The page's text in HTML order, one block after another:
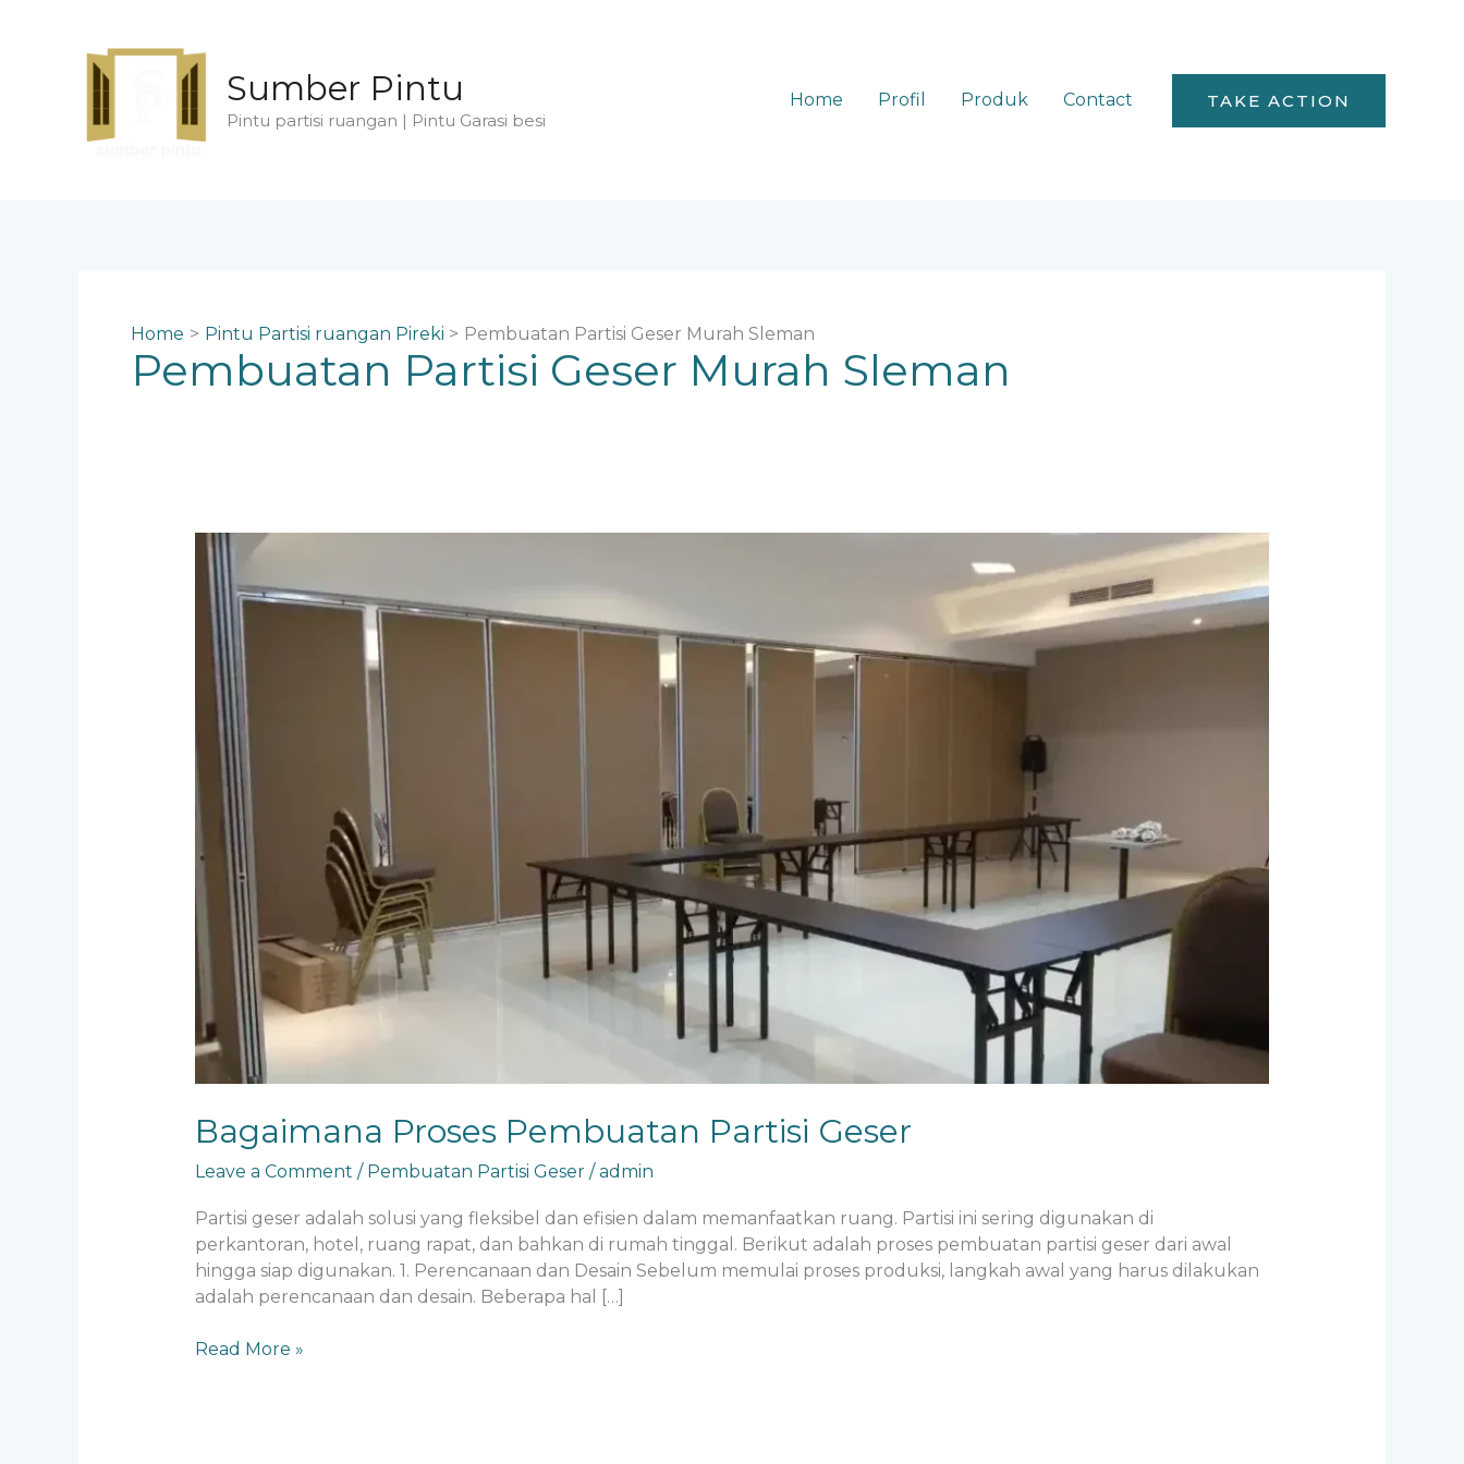
Sumber Pintu
Pintu partisi ruangan | Pintu Garasi besi
Home Profil Produk Contact TAKE ACTION
Home Pintu Partisi ruangan Pireki Pembuatan Partisi Geser Murah Sleman
Pembuatan Partisi Geser Murah Sleman
Bagaimana Proses Pembuatan Partisi Geser
Leave a Comment / Pembuatan Partisi Geser/admin
Partisi geser adalah solusi yang fleksibel dan efisien dalam memanfaatkan ruang. Partisi ini sering digunakan di
perkantoran, hotel, ruang rapat, dan bahkan di rumah tinggal. Berikut adalah proses pembuatan partisi geser dari awal
hingga siap digunakan. 1. Perencanaan dan Desain Sebelum memulai proses produksi, langkah awal yang harus dilakukan
adalah perencanaan dan desain. Beberapa hal […]
Bagaimana
Proses
Pembuatan
Partisi
Geser
Read More »